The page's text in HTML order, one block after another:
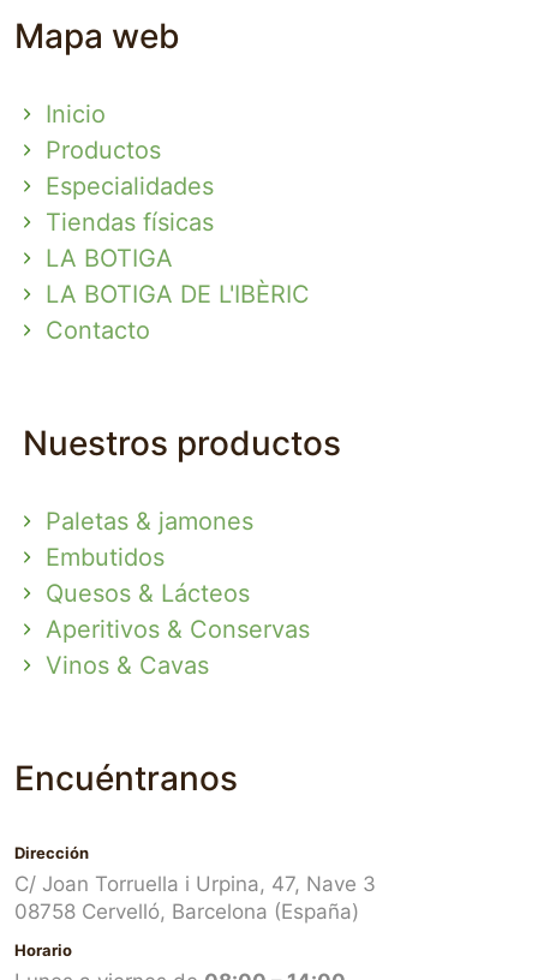
Mapa web
Inicio
Productos
Especialidades
Tiendas físicas
LA BOTIGA
LA BOTIGA DE L'IBÈRIC
Contacto
Nuestros productos
Paletas & jamones
Embutidos
Quesos & Lácteos
Aperitivos & Conservas
Vinos & Cavas
Encuéntranos
Dirección
C/ Joan Torruella i Urpina, 47, Nave 3
08758 Cervelló, Barcelona (España)
Horario